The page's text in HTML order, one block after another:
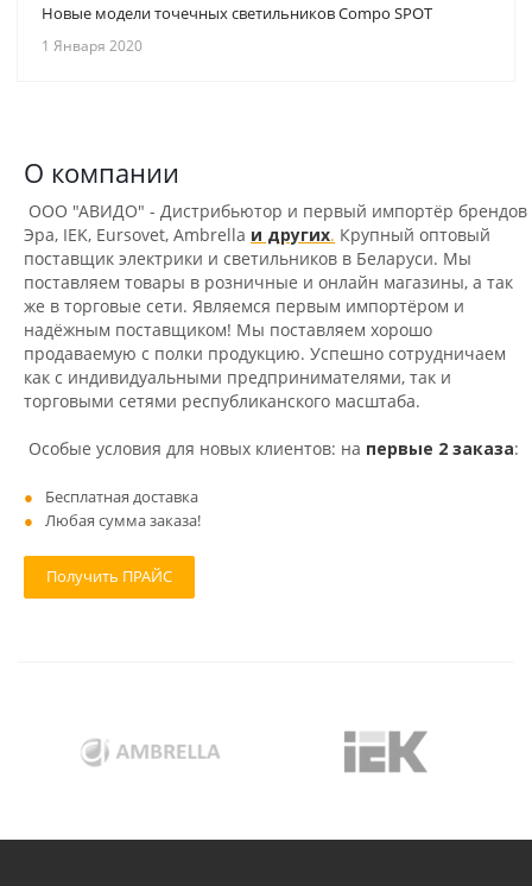
Новые модели точечных светильников Compo SPOT
1 Января 2020
О компании
ООО "АВИДО" - Дистрибьютор и первый импортёр брендов
Эра, IEK, Eursovet, Ambrella и других. Крупный оптовый
поставщик электрики и светильников в Беларуси. Мы
поставляем товары в розничные и онлайн магазины, а так
же в торговые сети. Являемся первым импортёром и
надёжным поставщиком! Мы поставляем хорошо
продаваемую с полки продукцию. Успешно сотрудничаем
как с индивидуальными предпринимателями, так и
торговыми сетями республиканского масштаба.
Особые условия для новых клиентов: на первые 2 заказа:
Бесплатная доставка
Любая сумма заказа!
Получить ПРАЙС